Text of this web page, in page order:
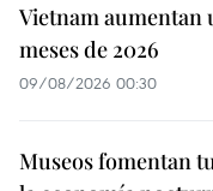
Vietnam aumentan
meses de 2026
09/08/2026 00:30
Museos fomentan